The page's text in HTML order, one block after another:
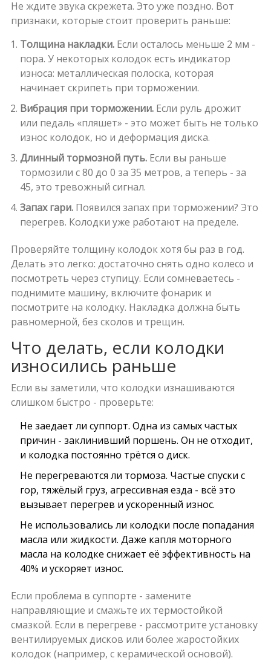
Не ждите звука скрежета. Это уже поздно. Вот
признаки, которые стоит проверить раньше:
Толщина накладки.Если осталось меньше 2 мм -
пора. У некоторых колодок есть индикатор
износа: металлическая полоска, которая
начинает скрипеть при торможении.
Вибрация при торможении.Если руль дрожит
или педаль «пляшет» - это может быть не только
износ колодок, но и деформация диска.
Длинный тормозной путь.Если вы раньше
тормозили с 80 до 0 за 35 метров, а теперь - за
45, это тревожный сигнал.
Запах гари.Появился запах при торможении? Это
перегрев. Колодки уже работают на пределе.
Проверяйте толщину колодок хотя бы раз в год.
Делать это легко: достаточно снять одно колесо и
посмотреть через ступицу. Если сомневаетесь -
поднимите машину, включите фонарик и
посмотрите на колодку. Накладка должна быть
равномерной, без сколов и трещин.
Что делать, если колодки
износились раньше
Если вы заметили, что колодки изнашиваются
слишком быстро - проверьте:
Не заедает ли суппорт. Одна из самых частых
причин - заклинивший поршень. Он не отходит,
и колодка постоянно трётся о диск.
Не перегреваются ли тормоза. Частые спуски с
гор, тяжёлый груз, агрессивная езда - всё это
вызывает перегрев и ускоренный износ.
Не использовались ли колодки после попадания
масла или жидкости. Даже капля моторного
масла на колодке снижает её эффективность на
40% и ускоряет износ.
Если проблема в суппорте - замените
направляющие и смажьте их термостойкой
смазкой. Если в перегреве - рассмотрите установку
вентилируемых дисков или более жаростойких
колодок (например, с керамической основой).